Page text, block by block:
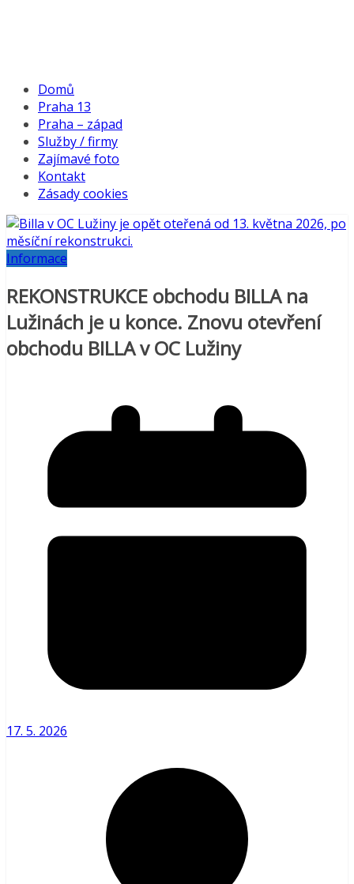
Domů
Praha 13
Praha – západ
Služby / firmy
Zajímavé foto
Kontakt
Zásady cookies
Informace
REKONSTRUKCE obchodu BILLA na
Lužinách je u konce. Znovu otevření
obchodu BILLA v OC Lužiny
17. 5. 2026